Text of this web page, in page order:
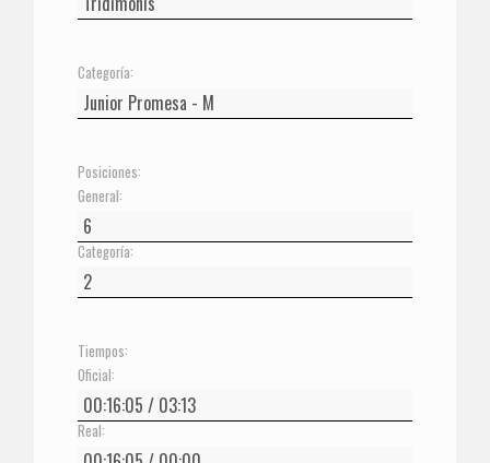
Categoría:
Posiciones:
General:
Categoría:
Tiempos:
Oficial:
Real: